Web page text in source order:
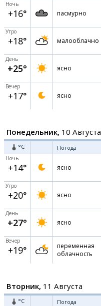
Ночь
+16° пасмурно
Утро
+18° малооблачно
День
+25° ясно
Вечер
+17° ясно
Понедельник, 10 Августа
°C Погода
Ночь
+14° ясно
Утро
+20° ясно
День
+27° ясно
Вечер
+19°
переменная
облачность
Вторник, 11 Августа
°C Погода